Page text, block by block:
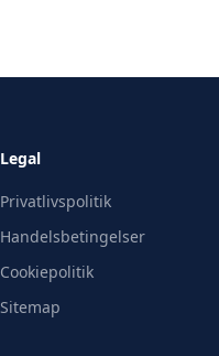
Legal
Privatlivspolitik
Handelsbetingelser
Cookiepolitik
Sitemap